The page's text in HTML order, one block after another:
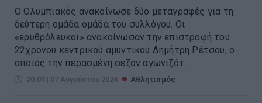
Ο Ολυμπιακός ανακοίνωσε δύο μεταγραφές για τη
δεύτερη ομάδα ομάδα του συλλόγου. Οι
«ερυθρόλευκοι» ανακοίνωσαν την επιστροφή του
22χρονου κεντρικού αμυντικού Δημήτρη Ρέτσου, ο
οποίος την περασμένη σεζόν αγωνιζότ...
20:03 | 07 Αυγούστου 2026 Αθλητισμός